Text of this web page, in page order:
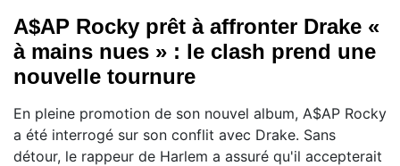
A$AP Rocky prêt à affronter Drake «
à mains nues » : le clash prend une
nouvelle tournure
En pleine promotion de son nouvel album, A$AP Rocky
a été interrogé sur son conflit avec Drake. Sans
détour, le rappeur de Harlem a assuré qu'il accepterait